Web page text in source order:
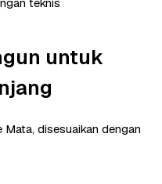
untuk
disesuaikan dengan